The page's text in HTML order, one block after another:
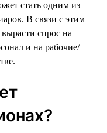
стать одним из
В связи с этим
спрос на
и на рабочие/